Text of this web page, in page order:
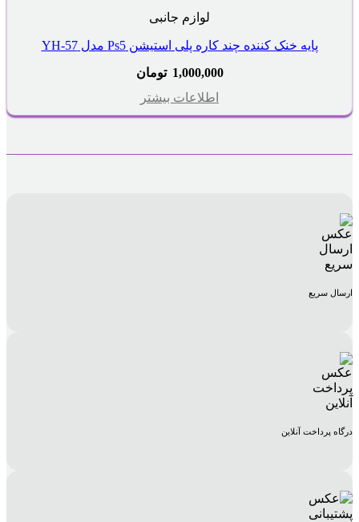
لوازم جانبی
پایه خنک کننده چند کاره پلی استیشن Ps5 مدل YH-57
1,000,000 تومان
اطلاعات بیشتر
ارسال سریع
درگاه پرداخت آنلاین